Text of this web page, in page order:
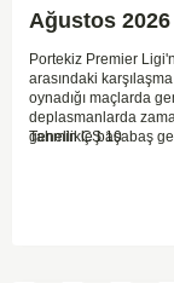
Ağustos 2026
Portekiz Premier
arasındaki
oynadığı maçlarda
deplasmanlarda
genellikle başabaş
Nacional'in
Tahmin ÇŞ 10